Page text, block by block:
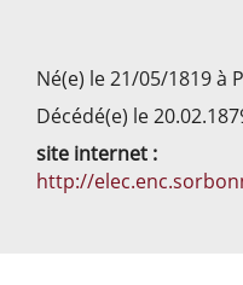
Né(e) le 21/05/1819 à
Décédé(e) le
site internet :
http://